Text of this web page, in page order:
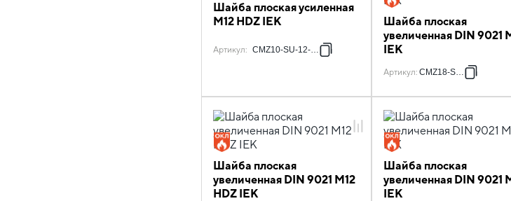
Шайба плоская усиленная
M12 HDZ IEK
Артикул: CMZ10-SU-12-HDZ
Шайба плоская
увеличенная DIN 9021
IEK
Артикул: CMZ18-SH-4
Шайба плоская
увеличенная DIN 9021 М12
HDZ IEK
Шайба плоская
увеличенная DIN 9021
IEK